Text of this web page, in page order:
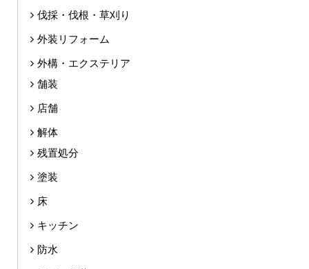
伐採・伐根・草刈り
外装リフォーム
外構・エクステリア
舗装
店舗
解体
残置処分
塗装
床
キッチン
防水